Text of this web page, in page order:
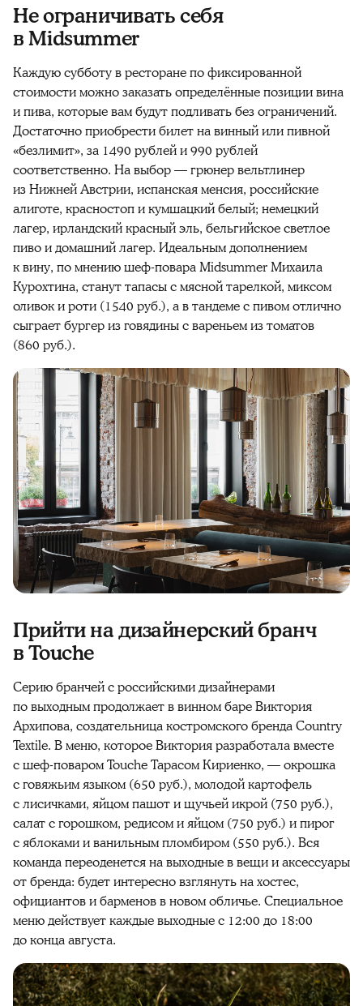
Не ограничивать себя
в Midsummer
Каждую субботу в ресторане по фиксированной
стоимости можно заказать определённые позиции вина
и пива, которые вам будут подливать без ограничений.
Достаточно приобрести билет на винный или пивной
«безлимит», за 1490 рублей и 990 рублей
соответственно. На выбор — грюнер вельтлинер
из Нижней Австрии, испанская менсия, российские
алиготе, красностоп и кумшацкий белый; немецкий
лагер, ирландский красный эль, бельгийское светлое
пиво и домашний лагер. Идеальным дополнением
к вину, по мнению шеф-повара Midsummer Михаила
Курохтина, станут тапасы с мясной тарелкой, миксом
оливок и роти (1540 руб.), а в тандеме с пивом отлично
сыграет бургер из говядины с вареньем из томатов
(860 руб.).
Прийти на дизайнерский бранч
в Touche
Серию бранчей с российскими дизайнерами
по выходным продолжает в винном баре Виктория
Архипова, создательница костромского бренда Country
Textile. В меню, которое Виктория разработала вместе
с шеф-поваром Touche Тарасом Кириенко, — окрошка
с говяжьим языком (650 руб.), молодой картофель
с лисичками, яйцом пашот и щучьей икрой (750 руб.),
салат с горошком, редисом и яйцом (750 руб.) и пирог
с яблоками и ванильным пломбиром (550 руб.). Вся
команда переоденется на выходные в вещи и аксессуары
от бренда: будет интересно взглянуть на хостес,
официантов и барменов в новом обличье. Специальное
меню действует каждые выходные с 12:00 до 18:00
до конца августа.